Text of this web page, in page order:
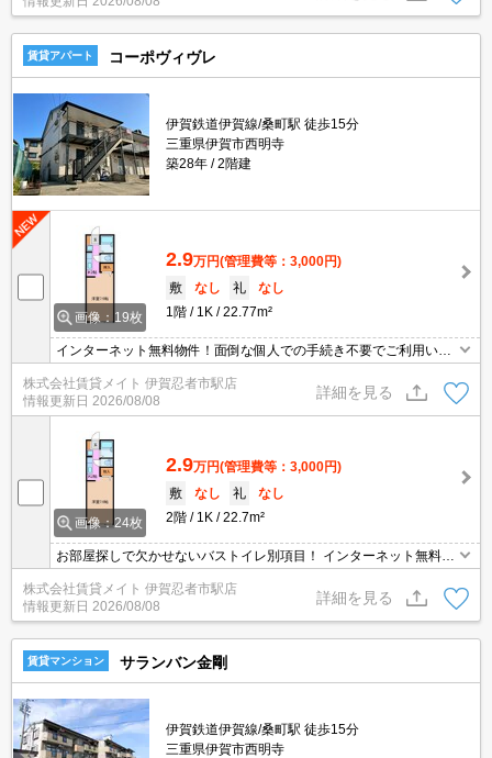
賃貸アパート コーポヴィヴレ
伊賀鉄道伊賀線/桑町駅 徒歩15分
三重県伊賀市西明寺
築28年
2階建
画像：19枚
2.9万円(管理費等：3,000円)
敷
なし 礼
なし
1階
1K 22.77m²
インターネット無料物件！面倒な個人での手続き不要でご利用いた
だけます♪私生活はもちろんテレワーク勤務の方にもおすすめですよ
♪
株式会社賃貸メイト 伊賀忍者市駅店
情報更新日 2026/08/08
詳細を見る
画像：24枚
2.9万円(管理費等：3,000円)
敷
なし 礼
なし
2階
1K 22.7m²
お部屋探しで欠かせないバストイレ別項目！ インターネット無料物
件！面倒な個人での手続き不要でご利用いただけます♪私生活はもち
ろんテレワーク勤務の方にもおすすめですよ♪
株式会社賃貸メイト 伊賀忍者市駅店
情報更新日 2026/08/08
詳細を見る
賃貸マンション サランバン金剛
伊賀鉄道伊賀線/桑町駅 徒歩15分
三重県伊賀市西明寺